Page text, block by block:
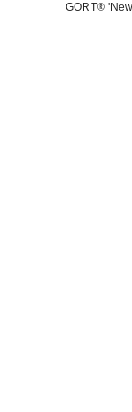
GORT®